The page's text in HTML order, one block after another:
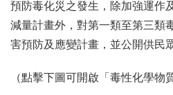
預防毒化災之發生，除加強運作
減量計畫外，對第一類至第三類
害預防及應變計畫，並公開供民
（點擊下圖可開啟「毒性化學物